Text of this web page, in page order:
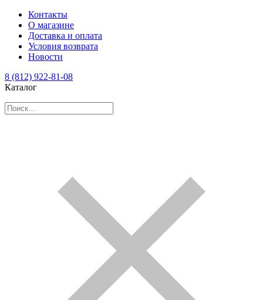
Контакты
О магазине
Доставка и оплата
Условия возврата
Новости
8 (812) 922-81-08
Каталог